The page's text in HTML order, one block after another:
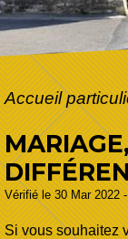
Accueil
Vérifié le 30 Mar 2022
Si vous souhaitez